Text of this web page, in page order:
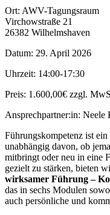
Ort: AWV-Tagungsraum
Virchowstraße 21
26382 Wilhelmshaven
Datum: 29. April 2026
Uhrzeit: 14:00-17:30
Preis: 1.600,00€ zzgl.
Ansprechpartner:in: Neele
Führungskompetenz ist
unabhängig davon, ob
mitbringt oder neu in eine
gezielt zu stärken, bieten
wirksamer Führung –
das in sechs Modulen
auch persönliche und